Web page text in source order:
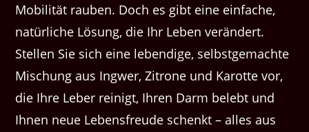
Mobilität rauben. Doch es gibt eine einfache,
natürliche Lösung, die Ihr Leben verändert.
Stellen Sie sich eine lebendige, selbstgemachte
Mischung aus Ingwer, Zitrone und Karotte vor,
die Ihre Leber reinigt, Ihren Darm belebt und
Ihnen neue Lebensfreude schenkt – alles aus